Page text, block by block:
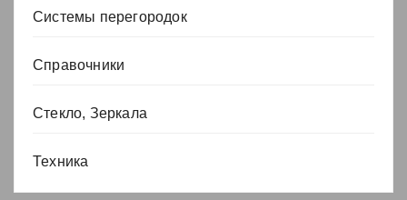
Системы перегородок
Справочники
Стекло, Зеркала
Техника